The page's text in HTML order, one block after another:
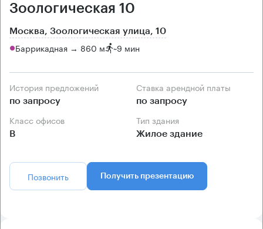
Зоологическая 10
Москва, Зоологическая улица, 10
Баррикадная → 860 м ~9 мин
История предложений
по запросу
Ставка арендной платы
по запросу
Класс офисов
B
Тип здания
Жилое здание
Позвонить Получить презентацию